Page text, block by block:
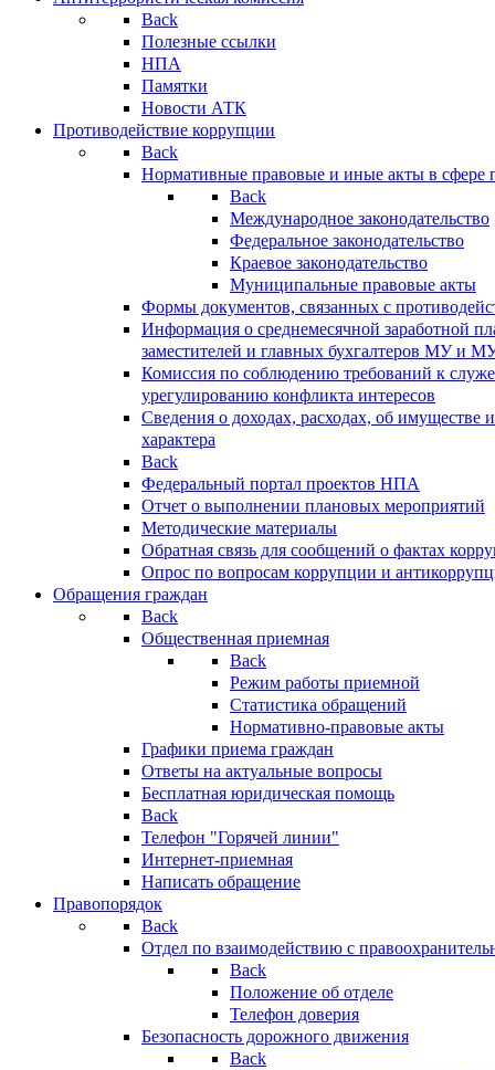
Back
Полезные ссылки
НПА
Памятки
Новости АТК
Противодействие коррупции
Back
Нормативные правовые и иные акты в сфере
Back
Международное законодательство
Федеральное законодательство
Краевое законодательство
Муниципальные правовые акты
Формы документов, связанных с
Информация о среднемесячной заработной
заместителей и главных бухгалтеров МУ и
Комиссия по соблюдению требований к
урегулированию конфликта интересов
Сведения о доходах, расходах, об имуществе
характера
Back
Федеральный портал проектов НПА
Отчет о выполнении плановых мероприятий
Методические материалы
Обратная связь для сообщений о фактах
Опрос по вопросам коррупции и
Обращения граждан
Back
Общественная приемная
Back
Режим работы приемной
Статистика обращений
Нормативно-правовые акты
Графики приема граждан
Ответы на актуальные вопросы
Бесплатная юридическая помощь
Back
Телефон "Горячей линии"
Интернет-приемная
Написать обращение
Правопорядок
Back
Отдел по взаимодействию с
Back
Положение об отделе
Телефон доверия
Безопасность дорожного движения
Back